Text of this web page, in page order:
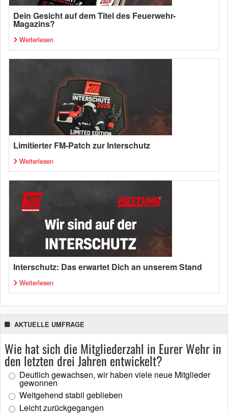
Dein Gesicht auf dem Titel des Feuerwehr-
Magazins?
Weiterlesen
Limitierter FM-Patch zur Interschutz
Weiterlesen
Interschutz: Das erwartet Dich an unserem Stand
Weiterlesen
AKTUELLE UMFRAGE
Wie hat sich die Mitgliederzahl in Eurer Wehr in
den letzten drei Jahren entwickelt?
Deutlich gewachsen, wir haben viele neue Mitglieder
gewonnen
Weitgehend stabil geblieben
Leicht zurückgegangen